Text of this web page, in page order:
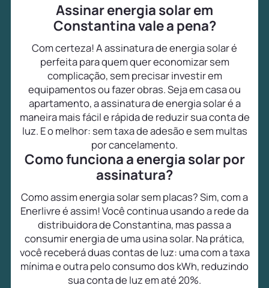
Assinar energia solar em
Constantina vale a pena?
Com certeza! A assinatura de energia solar é
perfeita para quem quer economizar sem
complicação, sem precisar investir em
equipamentos ou fazer obras. Seja em casa ou
apartamento, a assinatura de energia solar é a
maneira mais fácil e rápida de reduzir sua conta de
luz. E o melhor: sem taxa de adesão e sem multas
por cancelamento.
Como funciona a energia solar por
assinatura?
Como assim energia solar sem placas? Sim, com a
Enerlivre é assim! Você continua usando a rede da
distribuidora de Constantina, mas passa a
consumir energia de uma usina solar. Na prática,
você receberá duas contas de luz: uma com a taxa
mínima e outra pelo consumo dos kWh, reduzindo
sua conta de luz em até 20%.